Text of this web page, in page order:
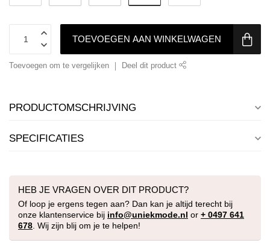
TOEVOEGEN AAN WINKELWAGEN
Toevoegen om te vergelijken Deel dit product
PRODUCTOMSCHRIJVING
SPECIFICATIES
HEB JE VRAGEN OVER DIT PRODUCT?
Of loop je ergens tegen aan? Dan kan je altijd terecht bij
onze klantenservice bij info@uniekmode.nl or + 0497 641
678. Wij zijn blij om je te helpen!